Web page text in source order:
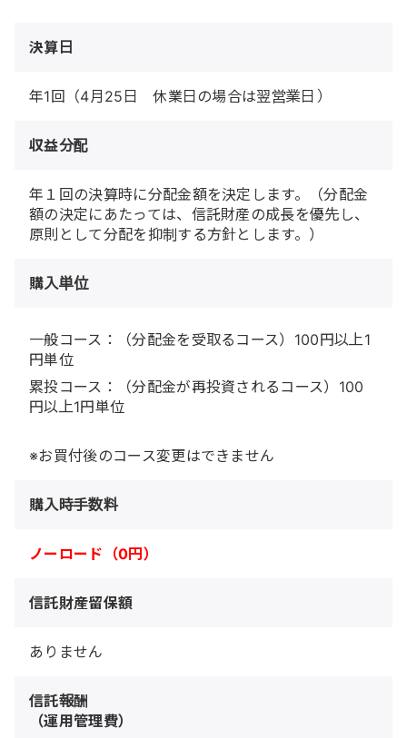
決算日
年1回（4月25日 休業日の場合は翌営業日）
収益分配
年１回の決算時に分配金額を決定します。（分配金
額の決定にあたっては、信託財産の成長を優先し、
原則として分配を抑制する方針とします。）
購入単位
一般コース：（分配金を受取るコース）100円以上1
円単位
累投コース：（分配金が再投資されるコース）100
円以上1円単位
※お買付後のコース変更はできません
購入時手数料
ノーロード（0円）
信託財産留保額
ありません
信託報酬
（運用管理費）